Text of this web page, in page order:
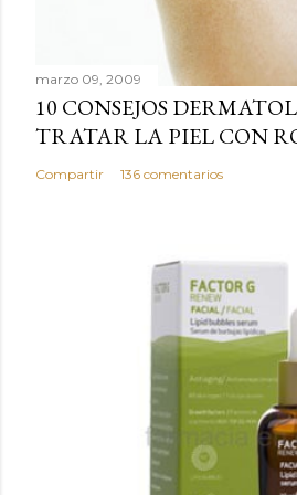
o
m
e
n
marzo 09, 2009
10 CONSEJOS
TRATAR LA PIEL CON
Compartir 136 comentarios